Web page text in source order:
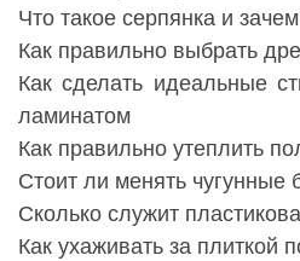
Что такое серпянка и
Как правильно выбрать
Как сделать идеальные
ламинатом
Как правильно утеплить
Стоит ли менять чугунные
Сколько служит
Как ухаживать за плиткой